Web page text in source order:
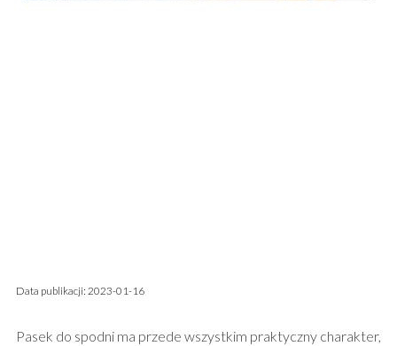
Data publikacji: 2023-01-16
Pasek do spodni ma przede wszystkim praktyczny charakter,